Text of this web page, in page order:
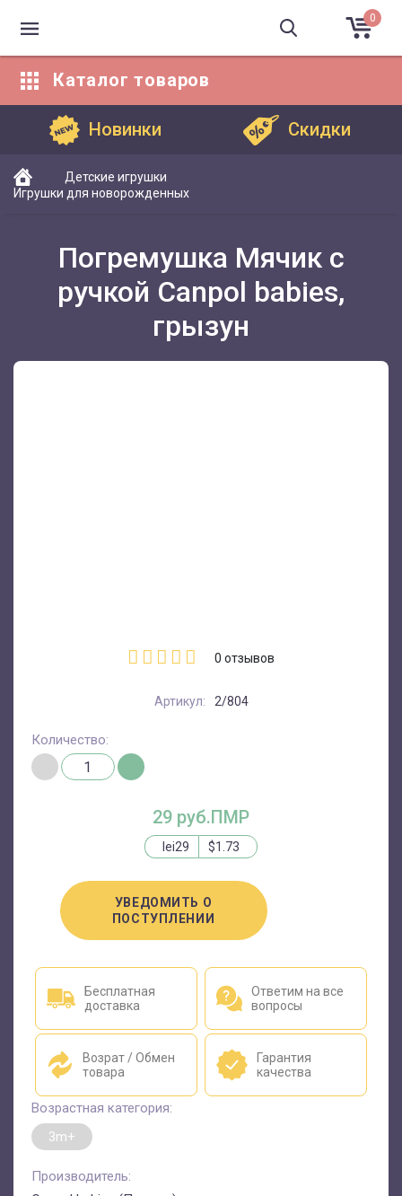
0
Каталог товаров
Новинки Скидки
Детские игрушки
Игрушки для новорожденных
Погремушка Мячик с
ручкой Canpol babies,
грызун
0 отзывов
Артикул: 2/804
29 руб.ПМР
lei29 $1.73
УВЕДОМИТЬ О
ПОСТУПЛЕНИИ
Количество:
Бесплатная
доставка
Ответим на все
вопросы
Возрат / Обмен
товара
Гарантия
качества
Возрастная категория:
3m+
Производитель: